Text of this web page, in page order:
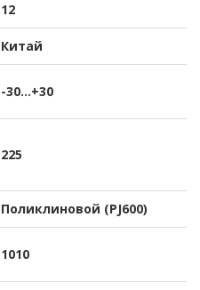
12
Китай
-30...+30
225
Поликлиновой (PJ600)
1010